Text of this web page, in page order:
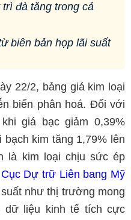
đà tăng trong cả
biên bản họp lãi suất
22/2, bảng giá kim loại
biến phân hoá. Đối với
giá bạc giảm 0,39%
kim tăng 1,79% lên
là kim loại chịu sức ép
Cục Dự trữ Liên bang Mỹ
như thị trường mong
dữ liệu kinh tế tích cực